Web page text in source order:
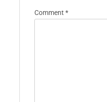
Comment *